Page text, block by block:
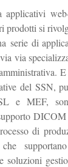
si
serie di
via
del SSN,
e MEF,
di
che
soluzioni